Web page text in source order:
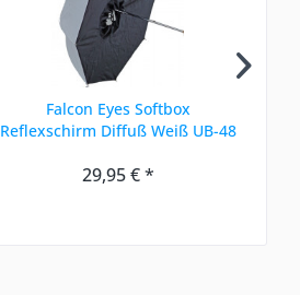
Falcon Eyes Softbox
Reflexschirm Diffuß Weiß UB-48
29,95 € *